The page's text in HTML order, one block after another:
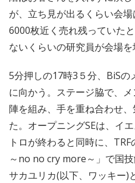
が、立ち見が出るくらい会
6000枚近く売れ残っていた
ないくらいの研究員が会場を
5分押しの17時3５分、BiS
に向かう。ステージ脇で、
陣を組み、手を重ね合わせ
た。オープニングSEは、イ
トロが終わると同時に、
～no no cry more～」で国
サカユリカ(以下、ワッキー)